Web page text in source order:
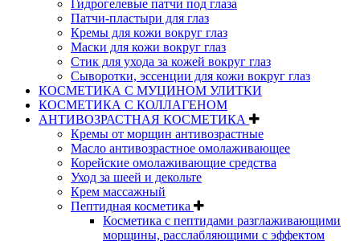
Гидрогелевые патчи под глаза
Патчи-пластыри для глаз
Кремы для кожи вокруг глаз
Маски для кожи вокруг глаз
Стик для ухода за кожей вокруг глаз
Сыворотки, эссенции для кожи вокруг глаз
КОСМЕТИКА С МУЦИНОМ УЛИТКИ
КОСМЕТИКА С КОЛЛАГЕНОМ
АНТИВОЗРАСТНАЯ КОСМЕТИКА
Кремы от морщин антивозрастные
Масло антивозрастное омолаживающее
Корейские омолаживающие средства
Уход за шеей и декольте
Крем массажный
Пептидная косметика
Косметика с пептидами разглаживающими
морщины, расслабляющими с эффектом